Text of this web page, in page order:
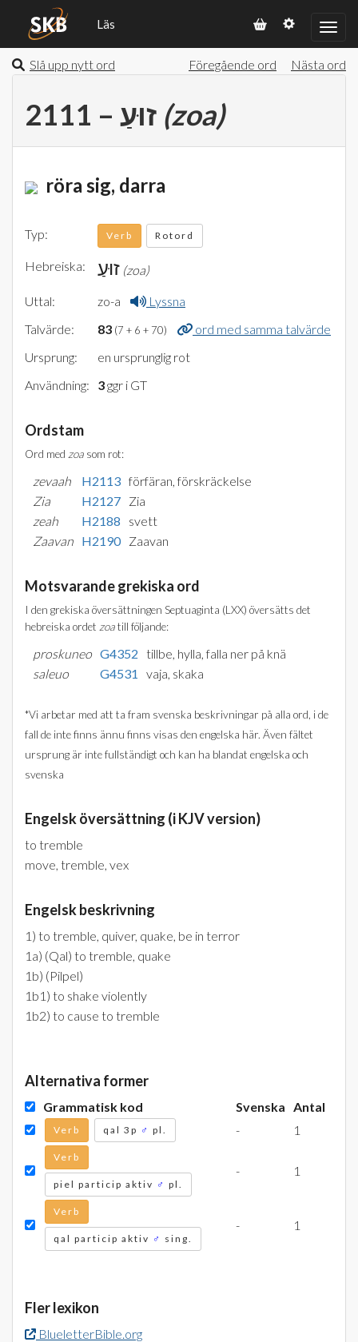
Läs
Slå upp nytt ord Föregående ord Nästa ord
(zoa)
röra sig, darra
Typ: Verb Rotord
Hebreiska: זוּעַ (zoa)
Uttal: zo-a
Lyssna
Talvärde:
83 (7 + 6 + 70)
ord med samma talvärde
Ursprung:
en ursprunglig rot
Användning:
3ggr i GT
Ordstam
Ord med zoa som rot:
zevaah H2113 förfäran, förskräckelse
Zia
H2127 Zia
zeah
H2188
svett
Zaavan H2190 Zaavan
Motsvarande grekiska ord
I den grekiska översättningen Septuaginta (LXX) översätts det
hebreiska ordet zoatill följande:
proskuneo G4352 tillbe, hylla, falla ner på knä
saleuo
G4531 vaja, skaka
*Vi arbetar med att ta fram svenska beskrivningar på alla ord, i de
fall de inte finns ännu finns visas den engelska här. Även fältet
ursprung är inte fullständigt och kan ha blandat engelska och
svenska
Engelsk översättning (i KJV version)
to tremble
move, tremble, vex
Engelsk beskrivning
1) to tremble, quiver, quake, be in terror
1a) (Qal) to tremble, quake
1b) (Pilpel)
1b1) to shake violently
1b2) to cause to tremble
Alternativa former
Grammatisk kod Svenska Antal
Verb qal 3p ♂ pl. - 1
Verb
piel particip aktiv ♂ pl.
- 1
Verb
qal particip aktiv ♂ sing.
- 1
Fler lexikon
BlueletterBible.org